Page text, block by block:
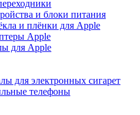
и блоки питания
и плёнки для Apple
Apple
для Apple
для электронных сигарет
телефоны